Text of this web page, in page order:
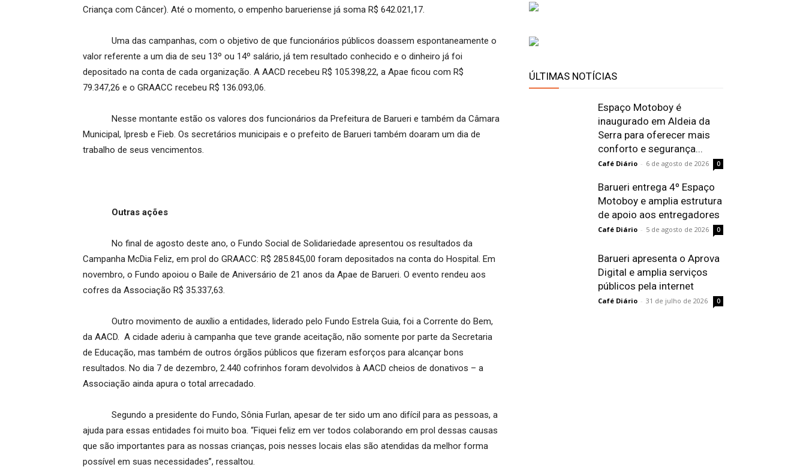
Criança com Câncer). Até o momento, o empenho barueriense já soma R$ 642.021,17.
Uma das campanhas, com o objetivo de que funcionários públicos doassem espontaneamente o
valor referente a um dia de seu 13º ou 14º salário, já tem resultado conhecido e o dinheiro já foi
depositado na conta de cada organização. A AACD recebeu R$ 105.398,22, a Apae ficou com R$
79.347,26 e o GRAACC recebeu R$ 136.093,06.
Nesse montante estão os valores dos funcionários da Prefeitura de Barueri e também da Câmara
Municipal, Ipresb e Fieb. Os secretários municipais e o prefeito de Barueri também doaram um dia de
trabalho de seus vencimentos.
Outras ações
No final de agosto deste ano, o Fundo Social de Solidariedade apresentou os resultados da
Campanha McDia Feliz, em prol do GRAACC: R$ 285.845,00 foram depositados na conta do Hospital. Em
novembro, o Fundo apoiou o Baile de Aniversário de 21 anos da Apae de Barueri. O evento rendeu aos
cofres da Associação R$ 35.337,63.
Outro movimento de auxílio a entidades, liderado pelo Fundo Estrela Guia, foi a Corrente do Bem,
da AACD. A cidade aderiu à campanha que teve grande aceitação, não somente por parte da Secretaria
de Educação, mas também de outros órgãos públicos que fizeram esforços para alcançar bons
resultados. No dia 7 de dezembro, 2.440 cofrinhos foram devolvidos à AACD cheios de donativos – a
Associação ainda apura o total arrecadado.
Segundo a presidente do Fundo, Sônia Furlan, apesar de ter sido um ano difícil para as pessoas, a
ajuda para essas entidades foi muito boa. “Fiquei feliz em ver todos colaborando em prol dessas causas
que são importantes para as nossas crianças, pois nesses locais elas são atendidas da melhor forma
possível em suas necessidades”, ressaltou.
ÚLTIMAS NOTÍCIAS
Espaço Motoboy é
inaugurado em Aldeia da
Serra para oferecer mais
conforto e segurança...
Café Diário - 6 de agosto de 2026 0
Barueri entrega 4º Espaço
Motoboy e amplia estrutura
de apoio aos entregadores
Café Diário - 5 de agosto de 2026 0
Barueri apresenta o Aprova
Digital e amplia serviços
públicos pela internet
Café Diário - 31 de julho de 2026 0